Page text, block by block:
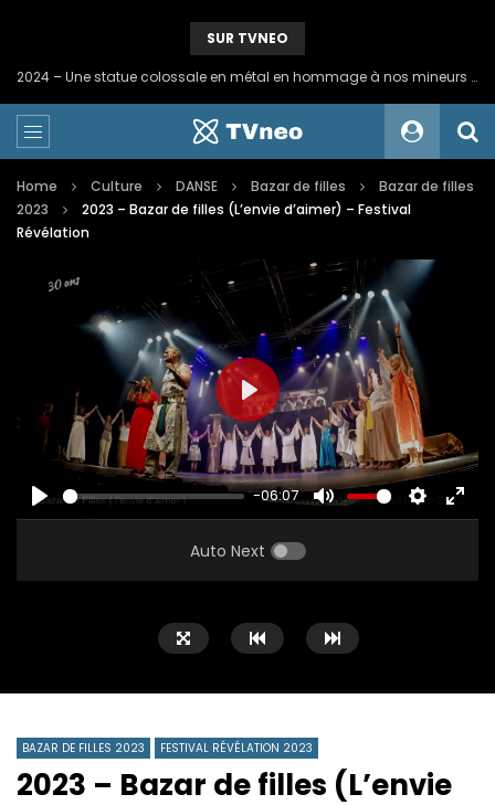
SUR TVNEO
2024 – Une statue colossale en métal en hommage à nos mineurs de fer
Home Culture DANSE Bazar de filles
Bazar de filles
2023
2023 – Bazar de filles (L’envie d’aimer) – Festival
Révélation
PLAY
-06:07
MUTE SETTINGS
PLAY
Auto Next
BAZAR DE FILLES 2023 FESTIVAL RÉVÉLATION 2023
2023 – Bazar de filles (L’envie